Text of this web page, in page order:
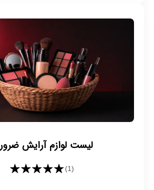
لیست لوازم آرایش
★★★★★(1)